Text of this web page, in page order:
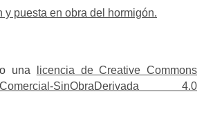
y puesta en obra del hormigón.
una
licencia de Creative Commons
SinObraDerivada 4.0